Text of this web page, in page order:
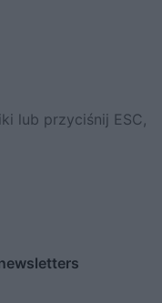
lub przyciśnij ESC,